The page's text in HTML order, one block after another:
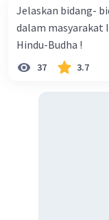
elemen
dan media,
donor dan
dalam
Jelaskan bidang-
dalam masyarakat
Hindu-Budha !
37 3.7